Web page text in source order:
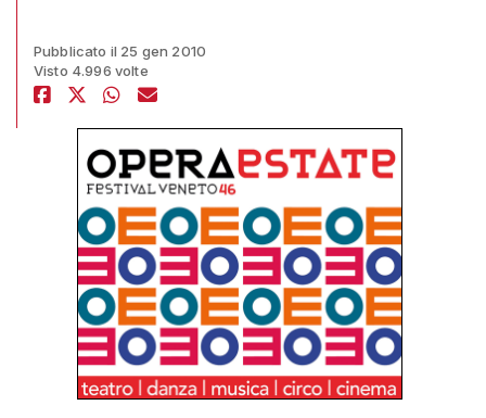
Pubblicato il 25 gen 2010
Visto 4.996 volte